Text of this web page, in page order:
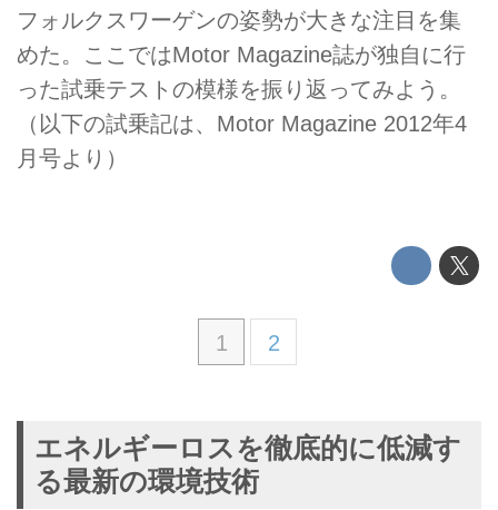
フォルクスワーゲンの姿勢が大きな注目を集
めた。ここではMotor Magazine誌が独自に行
った試乗テストの模様を振り返ってみよう。
（以下の試乗記は、Motor Magazine 2012年4
月号より）
1 2
エネルギーロスを徹底的に低減す
る最新の環境技術